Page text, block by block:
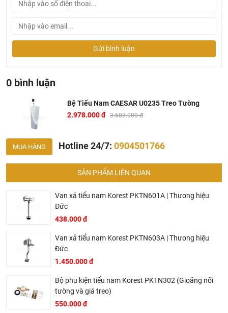
Hãng sản xuất: CAESAR
Bồn tiểuU0235
Bản vẽ kỹ thuật bồn tiểu treo tường Caesar U0235
Gửi bình luận
0 bình luận
Bệ Tiểu Nam CAESAR U0235 Treo Tường
2.978.000 đ 3.683.000 đ
MUA HÀNG Hotline 24/7: 0904501766
SẢN PHẨM LIÊN QUAN
Van xả tiểu nam Korest PKTN601A | Thương hiệu
Đức
438.000 đ
Van xả tiểu nam Korest PKTN603A | Thương hiệu
Đức
1.450.000 đ
Bộ phụ kiện tiểu nam Korest PKTN302 (Gioăng nối
tường và giá treo)
550.000 đ